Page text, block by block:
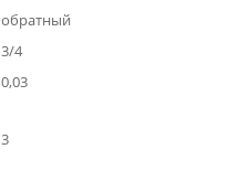
обратный
3/4
0,03
3